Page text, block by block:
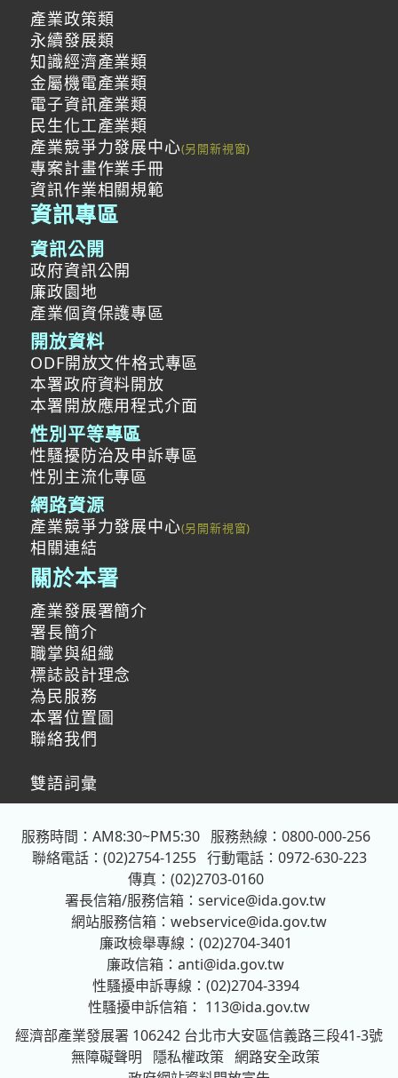
產業政策類
永續發展類
知識經濟產業類
金屬機電產業類
電子資訊產業類
民生化工產業類
產業競爭力發展中心
專案計畫作業手冊
資訊作業相關規範
資訊專區
資訊公開
政府資訊公開
廉政園地
產業個資保護專區
開放資料
ODF開放文件格式專區
本署政府資料開放
本署開放應用程式介面
性別平等專區
性騷擾防治及申訴專區
性別主流化專區
網路資源
產業競爭力發展中心
相關連結
關於本署
產業發展署簡介
署長簡介
職掌與組織
標誌設計理念
為民服務
本署位置圖
聯絡我們
雙語詞彙
服務時間：AM8:30~PM5:30
服務熱線：0800-000-256
聯絡電話：(02)2754-1255 行動電話：0972-630-223
傳真：(02)2703-0160
署長信箱/服務信箱： service@ida.gov.tw
網站服務信箱： webservice@ida.gov.tw
廉政檢舉專線：(02)2704-3401
廉政信箱： anti@ida.gov.tw
性騷擾申訴專線：(02)2704-3394
性騷擾申訴信箱： 113@ida.gov.tw
經濟部產業發展署 106242 台北市大安區信義路三段41-3號
無障礙聲明
隱私權政策 網路安全政策